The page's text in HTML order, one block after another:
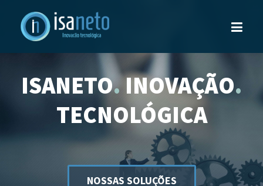
ISANETO.INOVAÇÃO.
TECNOLÓGICA
NOSSAS SOLUÇÕES